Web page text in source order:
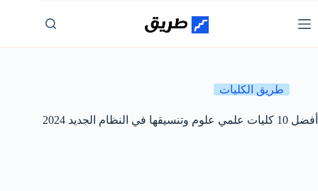
إلى
المحتوى
طريق الكليات
أفضل 10 كليات علمي علوم وتنسيقها في النظام الجديد 2024